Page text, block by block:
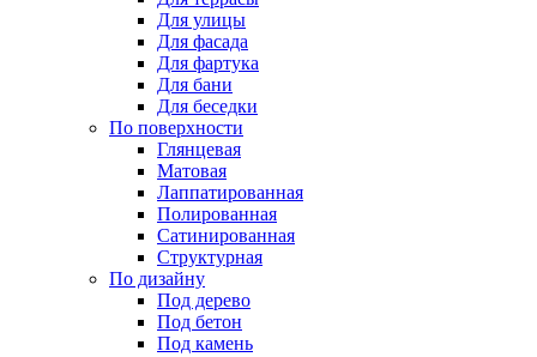
Для улицы
Для фасада
Для фартука
Для бани
Для беседки
По поверхности
Глянцевая
Матовая
Лаппатированная
Полированная
Сатинированная
Структурная
По дизайну
Под дерево
Под бетон
Под камень